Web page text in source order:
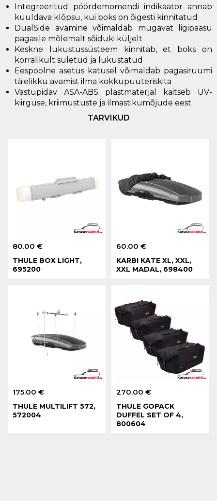
Integreeritud pöördemomendi indikaator annab
kuuldava klõpsu, kui boks on õigesti kinnitatud
DualSide avamine võimaldab mugavat ligipääsu
pagasile mõlemalt sõiduki küljelt
Keskne lukustussüsteem kinnitab, et boks on
korralikult suletud ja lukustatud
Eespoolne asetus katusel võimaldab pagasiruumi
täielikku avamist ilma kokkupuuteriskita
Vastupidav ASA-ABS plastmaterjal kaitseb UV-
kiirguse, kriimustuste ja ilmastikumõjude eest
TARVIKUD
80.00 €
THULE BOX LIGHT,
695200
60.00 €
KARBI KATE XL, XXL,
XXL MADAL, 698400
175.00 €
THULE MULTILIFT 572,
572004
270.00 €
THULE GOPACK
DUFFEL SET OF 4,
800604